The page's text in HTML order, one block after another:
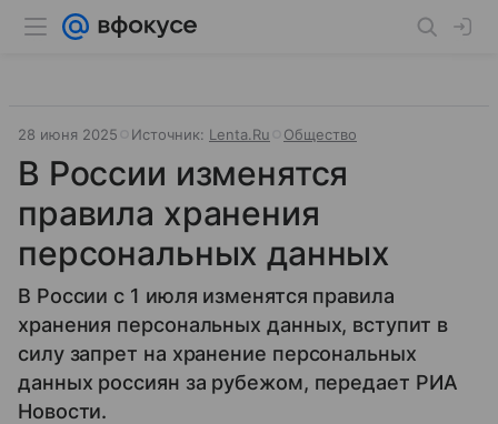
28 июня 2025 Источник: Lenta.Ru Общество
В России изменятся
правила хранения
персональных данных
В России с 1 июля изменятся правила
хранения персональных данных, вступит в
силу запрет на хранение персональных
данных россиян за рубежом, передает РИА
Новости.